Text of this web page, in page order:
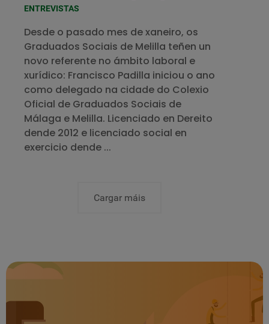
ENTREVISTAS
Desde o pasado mes de xaneiro, os
Graduados Sociais de Melilla teñen un
novo referente no ámbito laboral e
xurídico: Francisco Padilla iniciou o ano
como delegado na cidade do Colexio
Oficial de Graduados Sociais de
Málaga e Melilla. Licenciado en Dereito
dende 2012 e licenciado social en
exercicio dende ...
Cargar máis